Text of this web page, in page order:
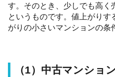
す。そのとき、少しでも高く
というものです。値上がり
がりの小さいマンションの条
（1）中古マンショ